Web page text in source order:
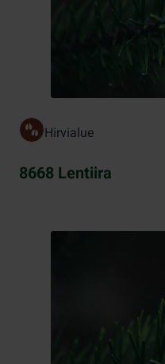
Hirvialue
8668 Lentiira